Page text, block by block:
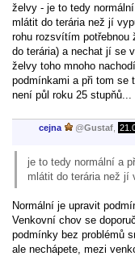
želvy - je to tedy
mlátit do terária než jí
rohu rozsvítím potřebnou
do terária) a nechat jí se
želvy toho mnoho
podmínkami a při tom se
není půl roku 25 stupňů...
cejna @Gustaf
je to tedy normální a
mlátit do terária než jí
Normální je upravit
Venkovní chov se
podmínky bez problémů
ale nechápete, mezi